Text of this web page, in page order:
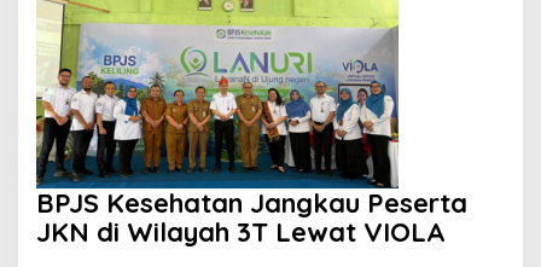
BPJS Kesehatan Jangkau Peserta
JKN di Wilayah 3T Lewat VIOLA